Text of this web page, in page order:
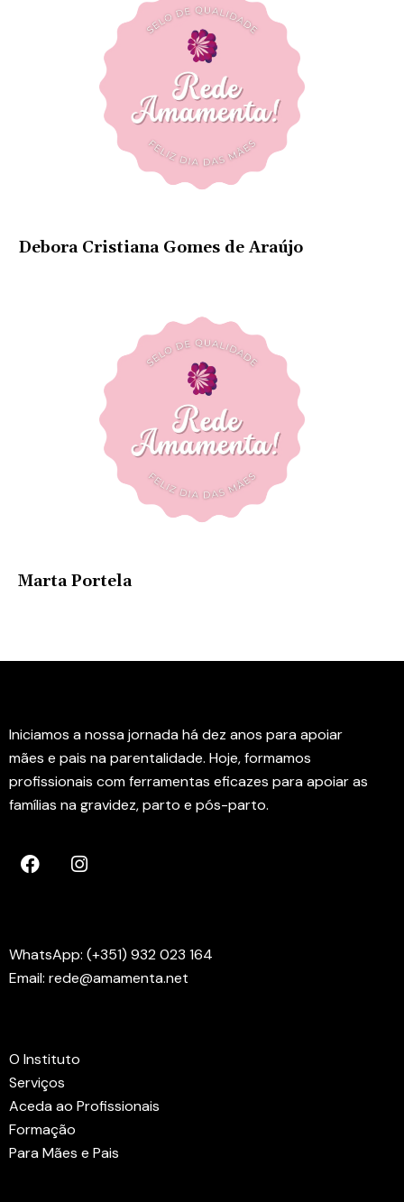
Debora Cristiana Gomes de Araújo
Marta Portela
Iniciamos a nossa jornada há dez anos para apoiar
mães e pais na parentalidade. Hoje, formamos
profissionais com ferramentas eficazes para apoiar as
famílias na gravidez, parto e pós-parto.
WhatsApp: (+351) 932 023 164
Email: rede@amamenta.net
O Instituto
Serviços
Aceda ao Profissionais
Formação
Para Mães e Pais